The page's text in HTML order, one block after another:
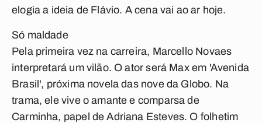
elogia a ideia de Flávio. A cena vai ao ar hoje.
Só maldade
Pela primeira vez na carreira, Marcello Novaes
interpretará um vilão. O ator será Max em 'Avenida
Brasil', próxima novela das nove da Globo. Na
trama, ele vive o amante e comparsa de
Carminha, papel de Adriana Esteves. O folhetim